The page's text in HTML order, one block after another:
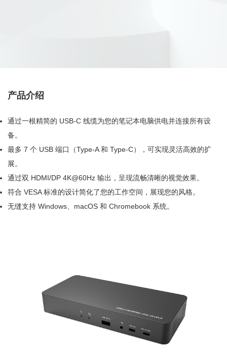
产品介绍
通过一根精简的 USB-C 线缆为您的笔记本电脑供电并连接所有设
备。
最多 7 个 USB 端口（Type-A 和 Type-C），可实现灵活高效的扩
展。
通过双 HDMI/DP 4K@60Hz 输出，呈现流畅清晰的视觉效果。
符合 VESA 标准的设计简化了您的工作空间，展现您的风格。
无缝支持 Windows、macOS 和 Chromebook 系统。